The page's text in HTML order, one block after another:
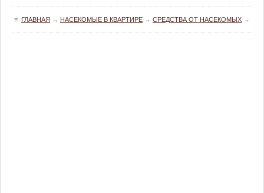
≡ ГЛАВНАЯ → НАСЕКОМЫЕ В КВАРТИРЕ→ СРЕДСТВА ОТ НАСЕКОМЫХ→